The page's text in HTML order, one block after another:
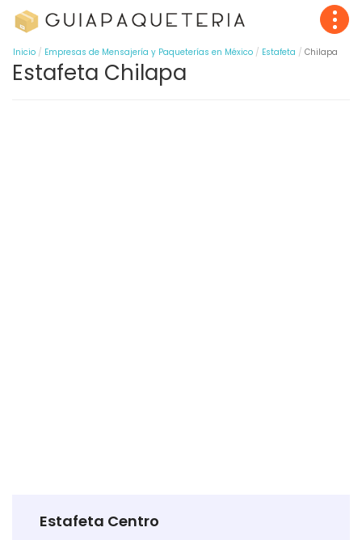
Inicio Empresas de Mensajería y Paqueterías en México Estafeta Chilapa
Estafeta Chilapa
Estafeta Centro